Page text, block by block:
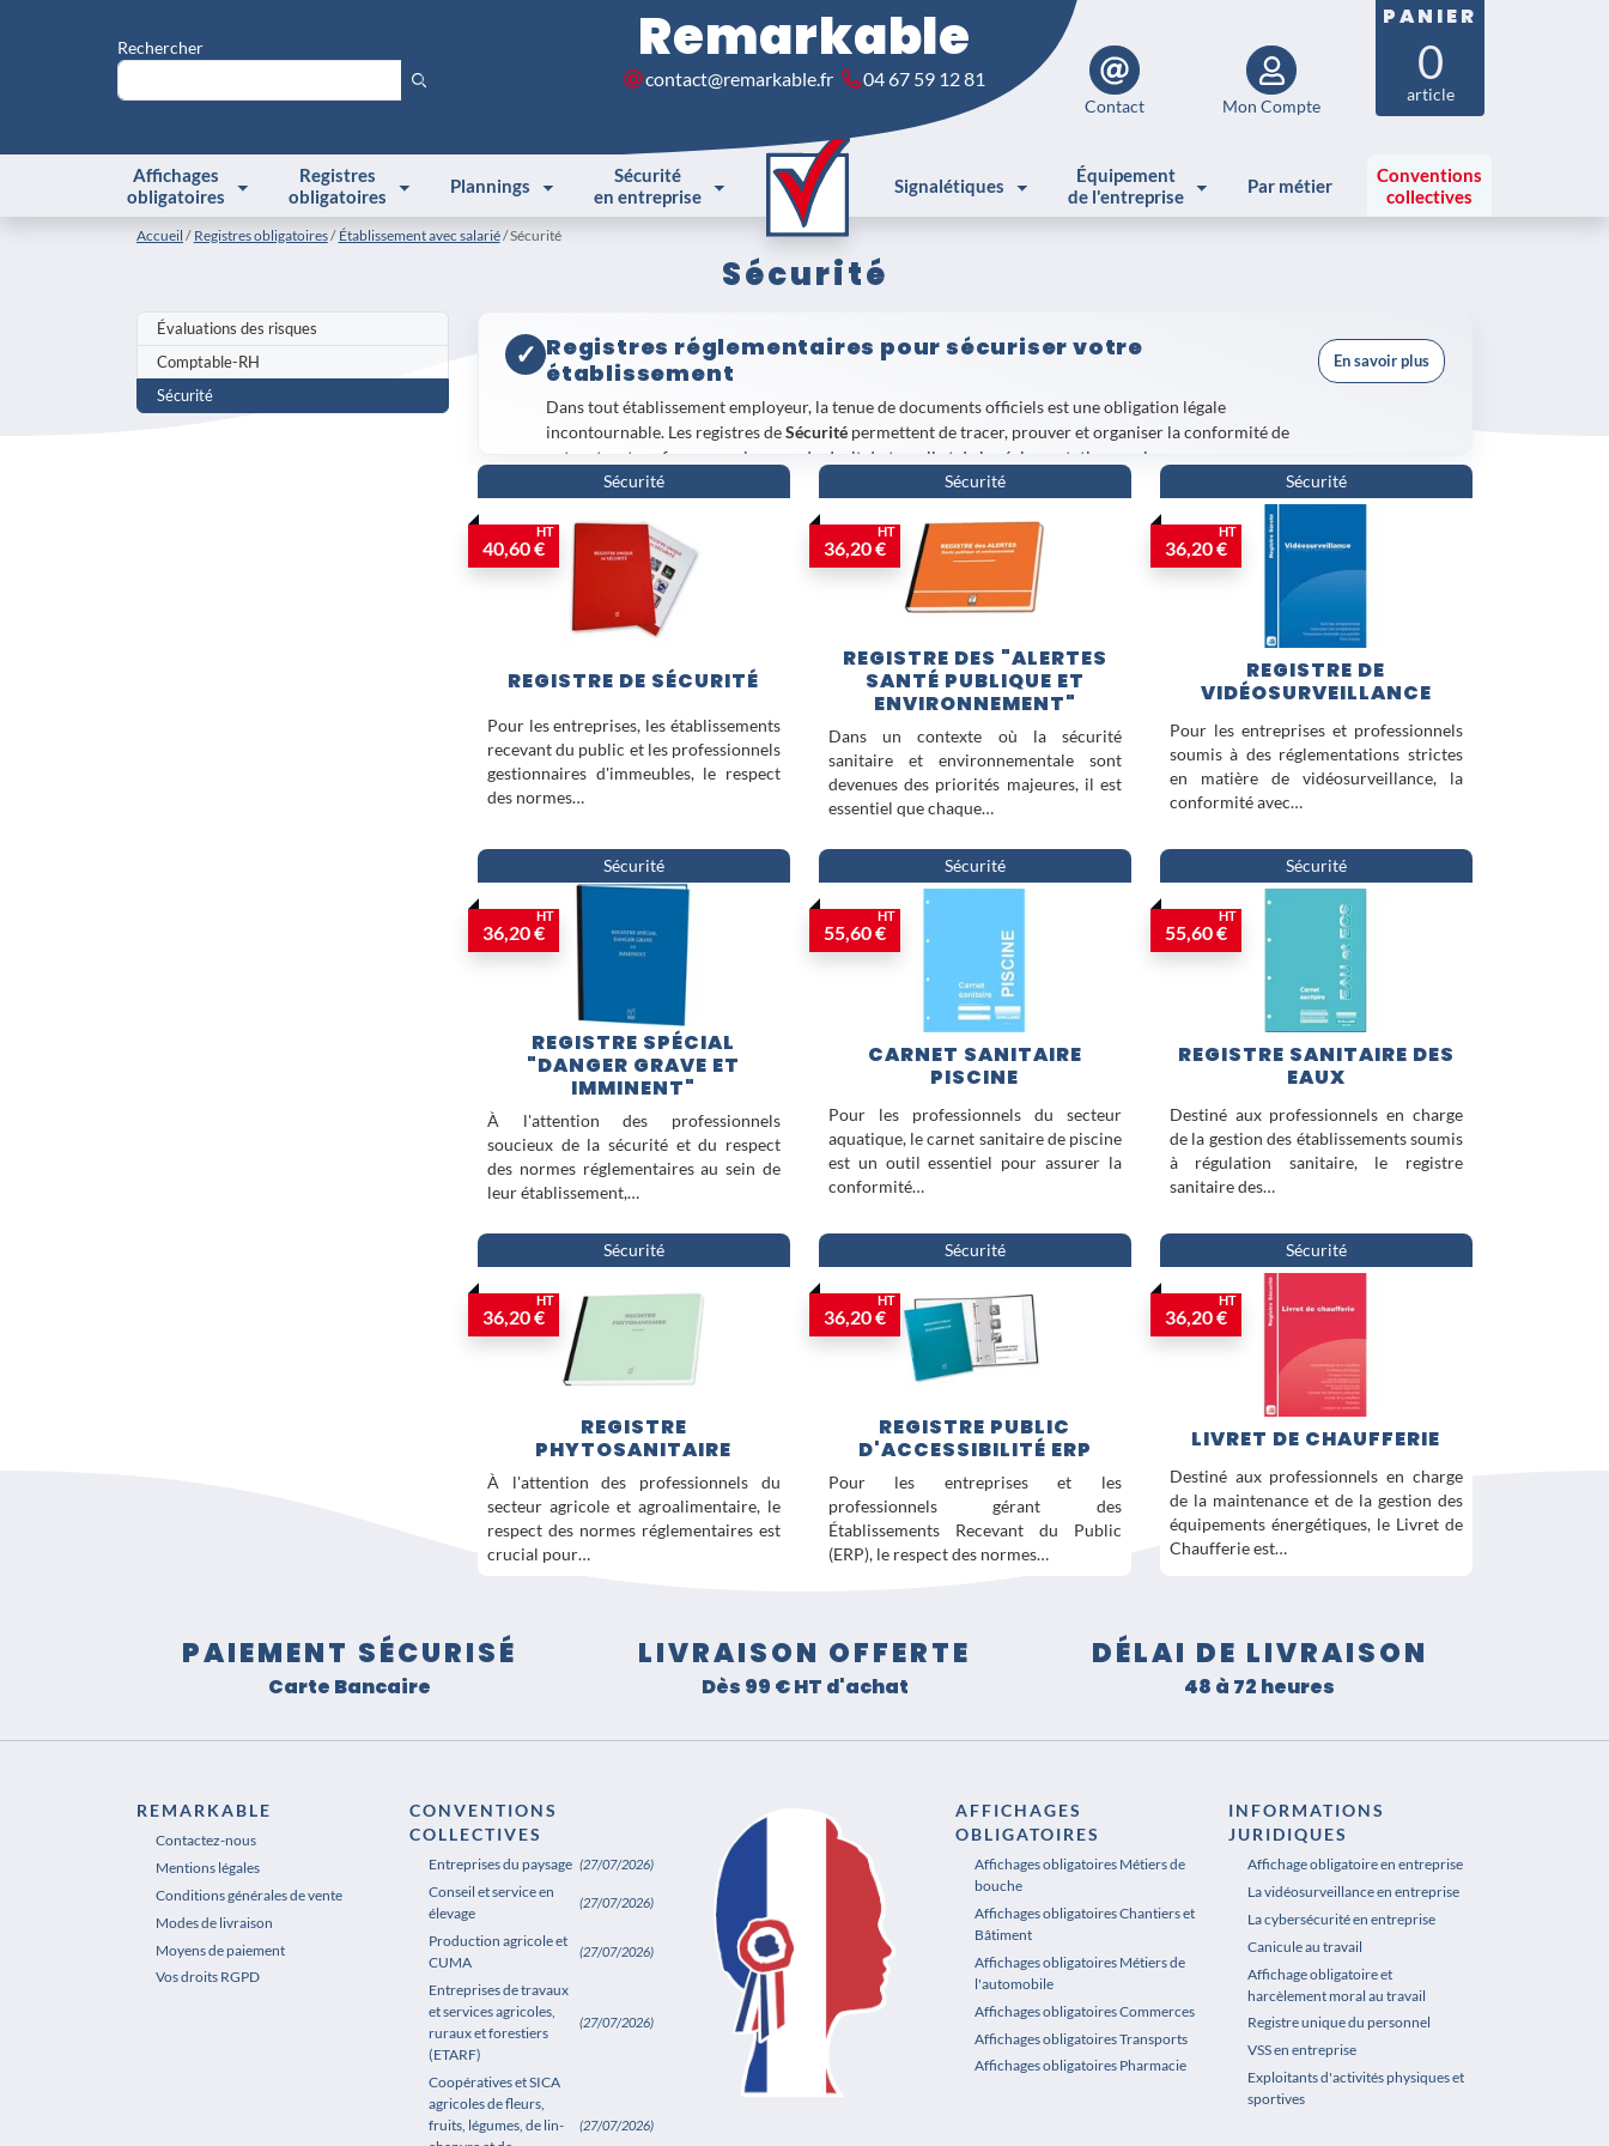
Rechercher Remarkable
contact@remarkable.fr 04 67 59 12 81
Contact Mon Compte
PANIER
0
article
Affichages
obligatoires
Registres
obligatoires
Plannings
Sécurité
en entreprise
Signalétiques
Équipement
de l'entreprise
Par métier
Conventions
collectives
Accueil Registres obligatoires Établissement avec salarié Sécurité
Sécurité
Évaluations des risques
Comptable-RH
Sécurité
✓ Registres réglementaires pour sécuriser votre
établissement
Dans tout établissement employeur, la tenue de documents officiels est une obligation légale
incontournable. Les registres deSécurité permettent de tracer, prouver et organiser la conformité de
votre structure face aux exigences du droit du travail et de la réglementation en vigueur.
Parmi les documents les plus demandés figurent le
Registre de sécurité
, indispensable pour consigner les
vérifications et interventions techniques, ainsi que le
Registre spécial Danger grave et imminent
obligatoire dès lors que des salariés exercent leur droit d'alerte.
Des registres spécifiques complètent cet ensemble essentiel : le
Registre des alertes santé publique et
environnement, le Registre public d'accessibilité ERPet leRegistre de vidéosurveillance
chacun à des obligations précises, garantissant une gestion rigoureuse et sécurisée de votre
En savoir plus
Sécurité
40,60 €
HT
REGISTRE DE SÉCURITÉ
Pour les entreprises, les établissements
recevant du public et les professionnels
gestionnaires d'immeubles, le respect
des normes…
Sécurité
36,20 €
HT
REGISTRE DES "ALERTES
SANTÉ PUBLIQUE ET
ENVIRONNEMENT"
Dans un contexte où la sécurité
sanitaire et environnementale sont
devenues des priorités majeures, il est
essentiel que chaque…
Sécurité
36,20 €
HT
REGISTRE DE
VIDÉOSURVEILLANCE
Pour les entreprises et professionnels
soumis à des réglementations strictes
en matière de vidéosurveillance, la
conformité avec…
Sécurité
36,20 €
HT
REGISTRE SPÉCIAL
"DANGER GRAVE ET
IMMINENT"
À l'attention des professionnels
soucieux de la sécurité et du respect
des normes réglementaires au sein de
leur établissement,…
Sécurité
55,60 €
HT
CARNET SANITAIRE
PISCINE
Pour les professionnels du secteur
aquatique, le carnet sanitaire de piscine
est un outil essentiel pour assurer la
conformité…
Sécurité
55,60 €
HT
REGISTRE SANITAIRE DES
EAUX
Destiné aux professionnels en charge
de la gestion des établissements soumis
à régulation sanitaire, le registre
sanitaire des…
Sécurité
36,20 €
HT
REGISTRE
PHYTOSANITAIRE
À l'attention des professionnels du
secteur agricole et agroalimentaire, le
respect des normes réglementaires est
crucial pour…
Sécurité
36,20 €
HT
REGISTRE PUBLIC
D'ACCESSIBILITÉ ERP
Pour les entreprises et les
professionnels gérant des
Établissements Recevant du Public
(ERP), le respect des normes…
Sécurité
36,20 €
HT
LIVRET DE CHAUFFERIE
Destiné aux professionnels en charge
de la maintenance et de la gestion des
équipements énergétiques, le Livret de
Chaufferie est…
PAIEMENT SÉCURISÉ
Carte Bancaire
LIVRAISON OFFERTE
Dès 99 € HT d'achat
DÉLAI DE LIVRAISON
48 à 72 heures
REMARKABLE
Contactez-nous
Mentions légales
Conditions générales de vente
Modes de livraison
Moyens de paiement
Vos droits RGPD
CONVENTIONS
COLLECTIVES
Entreprises du paysage (27/07/2026)
Conseil et service en
élevage
(27/07/2026)
Production agricole et
CUMA
(27/07/2026)
Entreprises de travaux
et services agricoles,
ruraux et forestiers
(ETARF)
(27/07/2026)
Coopératives et SICA
agricoles de fleurs,
fruits, légumes, de lin-
(27/07/2026)
AFFICHAGES
OBLIGATOIRES
Affichages obligatoires Métiers de
bouche
Affichages obligatoires Chantiers et
Bâtiment
Affichages obligatoires Métiers de
l'automobile
Affichages obligatoires Commerces
Affichages obligatoires Transports
Affichages obligatoires Pharmacie
INFORMATIONS
JURIDIQUES
Affichage obligatoire en entreprise
La vidéosurveillance en entreprise
La cybersécurité en entreprise
Canicule au travail
Affichage obligatoire et
harcèlement moral au travail
Registre unique du personnel
VSS en entreprise
Exploitants d'activités physiques et
sportives